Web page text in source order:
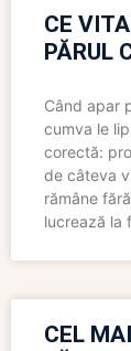
CE
PĂRUL
Când apar
cumva le
corectă:
de câteva
rămâne
lucrează la
CEL